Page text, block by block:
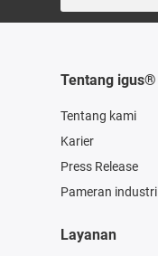
Tentang igus®
Tentang kami
Karier
Press Release
Pameran industri
Layanan